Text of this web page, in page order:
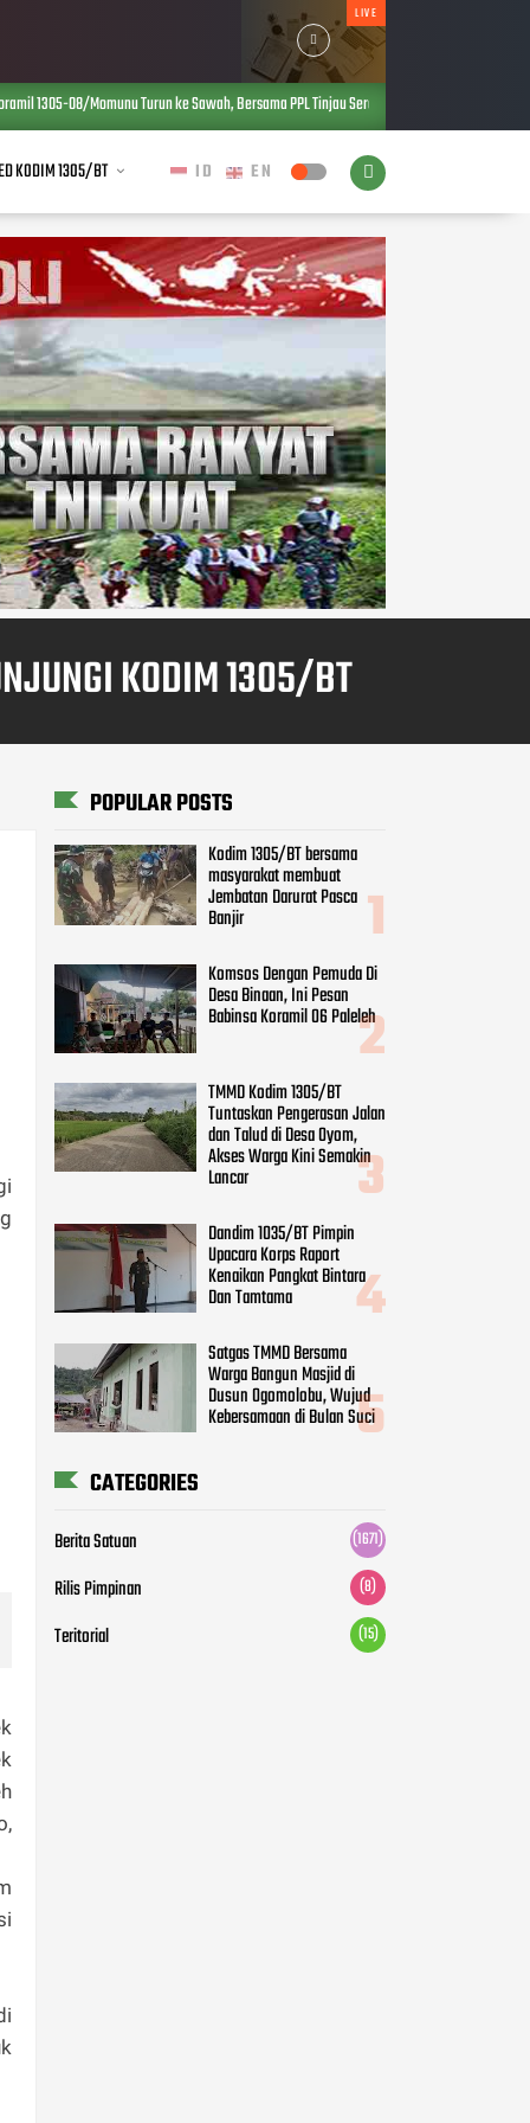
LIVE
ke Sawah, Bersama PPL Tinjau Serangan Hama Penggerek Demi Menjaga
KODIM 1305/BT
KODIM 1305/BT
POPULAR POSTS
Kodim 1305/BT bersama
masyarakat membuat
Jembatan Darurat Pasca
Banjir
Komsos Dengan Pemuda Di
Desa Binaan, Ini Pesan
Babinsa Koramil 06 Paleleh
TMMD Kodim 1305/BT
Tuntaskan Pengerasan Jalan
dan Talud di Desa Oyom,
Akses Warga Kini Semakin
Lancar
Dandim 1035/BT Pimpin
Upacara Korps Raport
Kenaikan Pangkat Bintara
Dan Tamtama
Satgas TMMD Bersama
Warga Bangun Masjid di
Dusun Ogomolobu, Wujud
Kebersamaan di Bulan Suci
CATEGORIES
Berita Satuan (1671)
Rilis Pimpinan (8)
Teritorial (15)